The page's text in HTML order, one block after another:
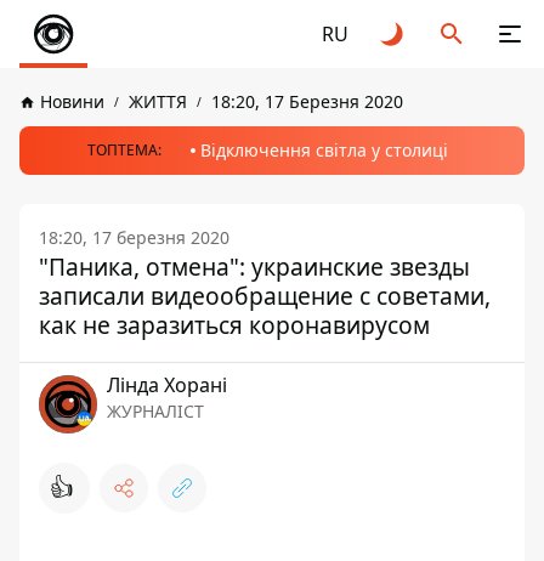
RU
Новини ЖИТТЯ 18:20, 17 Березня 2020
ТОПТЕМА: Відключення світла у столиці
18:20, 17 березня 2020
"Паника, отмена": украинские звезды
записали видеообращение с советами,
как не заразиться коронавирусом
Лінда Хорані
ЖУРНАЛІСТ
👍